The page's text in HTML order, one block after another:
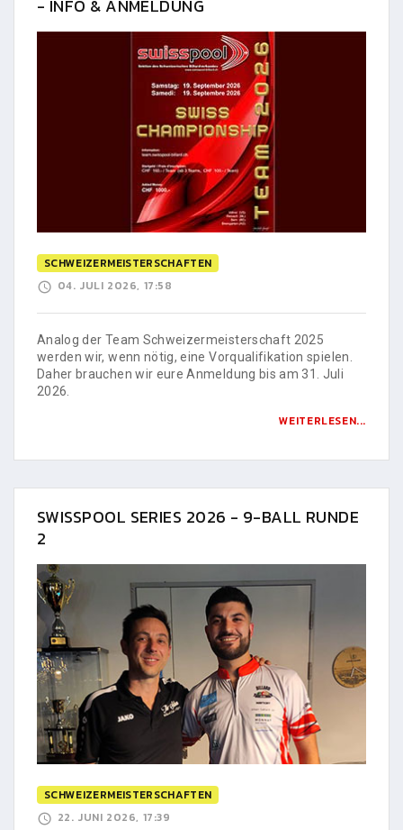
- INFO & ANMELDUNG
SCHWEIZERMEISTERSCHAFTEN
04. JULI 2026, 17:58
Analog der Team Schweizermeisterschaft 2025
werden wir, wenn nötig, eine Vorqualifikation spielen.
Daher brauchen wir eure Anmeldung bis am 31. Juli
2026.
WEITERLESEN...
SWISSPOOL SERIES 2026 - 9-BALL RUNDE
2
SCHWEIZERMEISTERSCHAFTEN
22. JUNI 2026, 17:39